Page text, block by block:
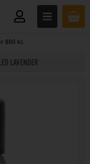
800 kr.
LAVENDER